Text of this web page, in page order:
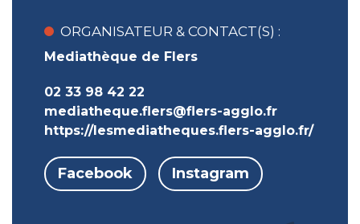
ORGANISATEUR & CONTACT(S) :
Mediathèque de Flers
02 33 98 42 22
mediatheque.flers@flers-agglo.fr
https://lesmediatheques.flers-agglo.fr/
Facebook Instagram